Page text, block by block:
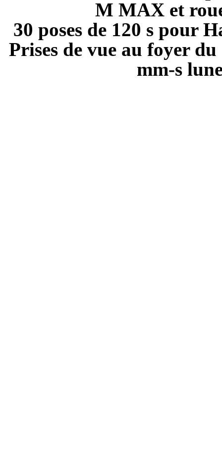
M MAX et
30 poses de 120 s pour
Prises de vue au foyer
mm-s